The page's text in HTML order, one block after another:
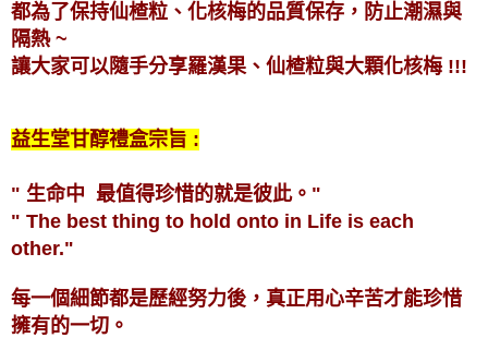
都為了保持仙楂粒、化核梅的品質保存，防止潮濕與
隔熱 ~
讓大家可以隨手分享羅漢果、仙楂粒與大顆化核梅 !!!
益生堂甘醇禮盒宗旨 :
" 生命中 最值得珍惜的就是彼此。"
" The best thing to hold onto in Life is each
other."
每一個細節都是歷經努力後，真正用心辛苦才能珍惜
擁有的一切。